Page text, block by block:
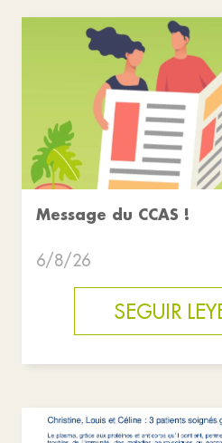
Message du CCAS !
6/8/26
SEGUIR